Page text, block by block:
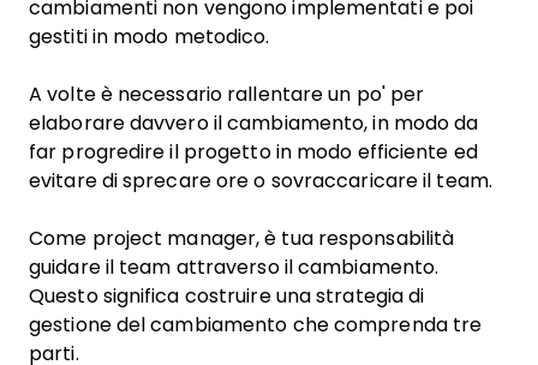
cambiamenti non vengono implementati e poi
gestiti in modo metodico.
A volte è necessario rallentare un po' per
elaborare davvero il cambiamento, in modo da
far progredire il progetto in modo efficiente ed
evitare di sprecare ore o sovraccaricare il team.
Come project manager, è tua responsabilità
guidare il team attraverso il cambiamento.
Questo significa costruire una strategia di
gestione del cambiamento che comprenda tre
parti.